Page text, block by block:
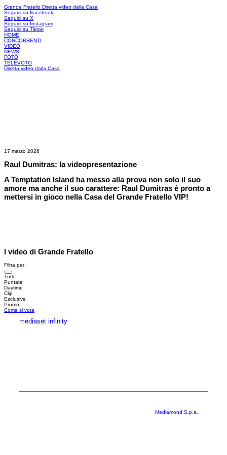
Grande Fratello Diretta video dalla Casa
Seguici su Facebook
Seguici su X
Seguici su Instagram
Seguici su Tiktok
HOME
CONCORRENTI
VIDEO
NEWS
FOTO
TELEVOTO
Diretta video dalla Casa
17 marzo 2026
Raul Dumitras: la videopresentazione
A Temptation Island ha messo alla prova non solo il suo
amore ma anche il suo carattere: Raul Dumitras è pronto a
mettersi in gioco nella Casa del Grande Fratello VIP!
I video di Grande Fratello
Filtra per
Tutti
Puntate
Daytime
Clip
Esclusive
Promo
Come si vota
mediaset infinity
Mediamond S.p.a.